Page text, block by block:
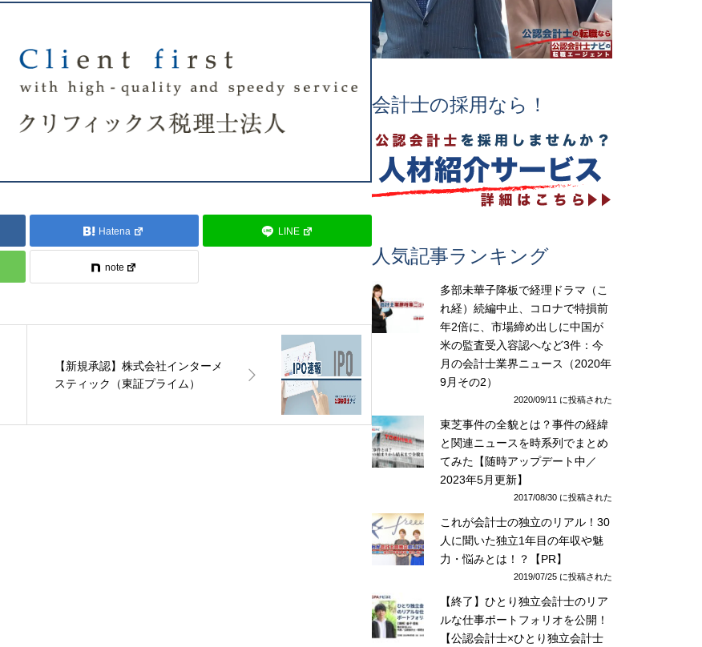
Hatena LINE
note
【新規承認】株式会社インターメ
スティック（東証プライム）
会計士の採用なら！
人気記事ランキング
多部未華子降板で経理ドラマ（こ
れ経）続編中止、コロナで特損前
年2倍に、市場締め出しに中国が
米の監査受入容認へなど3件：今
月の会計士業界ニュース（2020年
9月その2）
2020/09/11 に投稿された
東芝事件の全貌とは？事件の経緯
と関連ニュースを時系列でまとめ
てみた【随時アップデート中／
2023年5月更新】
2017/08/30 に投稿された
これが会計士の独立のリアル！30
人に聞いた独立1年目の年収や魅
力・悩みとは！？【PR】
2019/07/25 に投稿された
【終了】ひとり独立会計士のリア
ルな仕事ポートフォリオを公開！
【公認会計士×ひとり独立会計士